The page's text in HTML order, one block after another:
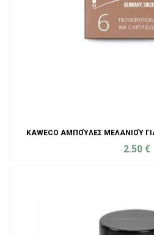
KAWECO ΑΜΠΟΎΛΕΣ ΜΕΛΑΝΙΟΎ
2.50 €